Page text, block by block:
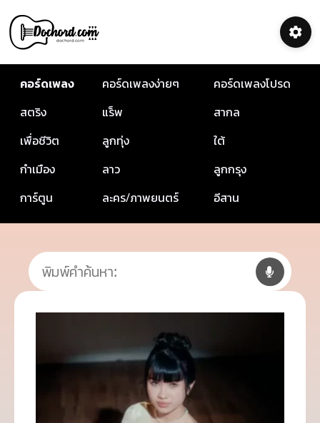
คอร์ดเพลง คอร์ดเพลงง่ายๆ
คอร์ดเพลงโปรด
สตริง
แร็พ
สากล
เพื่อชีวิต
ลูกทุ่ง
ใต้
กำเมือง
ลาว
ลูกกรุง
การ์ตูน
ละคร/ภาพยนตร์ อีสาน